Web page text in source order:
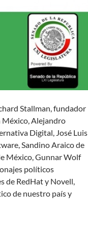
Stallman, fundador
México, Alejandro
Digital, José Luis
Sandino Araico de
México, Gunnar Wolf
políticos
de RedHat y Novell,
de nuestro país y